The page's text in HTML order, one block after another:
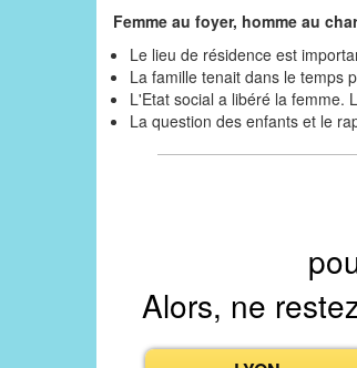
Femme au foyer, homme au
Le lieu de résidence est
La famille tenait dans le temps
L'Etat social a libéré la femme.
La question des enfants et le
Alors, ne